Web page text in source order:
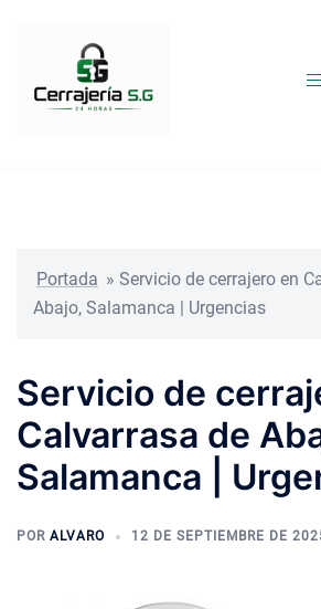
Portada » Servicio de cerrajero en
Abajo, Salamanca | Urgencias
Servicio de
Calvarrasa de
Salamanca |
POR ALVARO 12 DE SEPTIEMBRE DE